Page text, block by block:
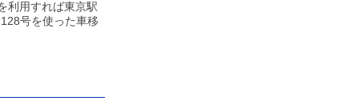
利用すれば東京駅
号を使った車移